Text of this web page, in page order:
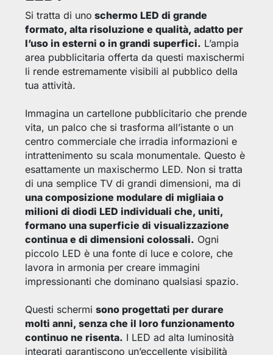
Si tratta di uno schermo LED di grande
formato, alta risoluzione e qualità, adatto per
l’uso in esterni o in grandi superfici. L’ampia
area pubblicitaria offerta da questi maxischermi
li rende estremamente visibili al pubblico della
tua attività.
Immagina un cartellone pubblicitario che prende
vita, un palco che si trasforma all’istante o un
centro commerciale che irradia informazioni e
intrattenimento su scala monumentale. Questo è
esattamente un maxischermo LED. Non si tratta
di una semplice TV di grandi dimensioni, ma di
una composizione modulare di migliaia o
milioni di diodi LED individuali che, uniti,
formano una superficie di visualizzazione
continua e di dimensioni colossali. Ogni
piccolo LED è una fonte di luce e colore, che
lavora in armonia per creare immagini
impressionanti che dominano qualsiasi spazio.
Questi schermi sono progettati per durare
molti anni, senza che il loro funzionamento
continuo ne risenta. I LED ad alta luminosità
integrati garantiscono un’eccellente visibilità